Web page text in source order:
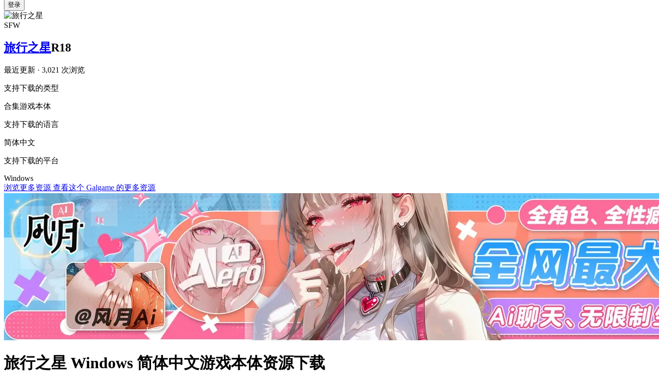
登录
SFW
旅行之星R18
最近更新 · 3,021 次浏览
支持下载的类型
合集游戏本体
支持下载的语言
简体中文
支持下载的平台
Windows
浏览更多资源 查看这个 Galgame 的更多资源
旅行之星 Windows 简体中文游戏本体资源下载